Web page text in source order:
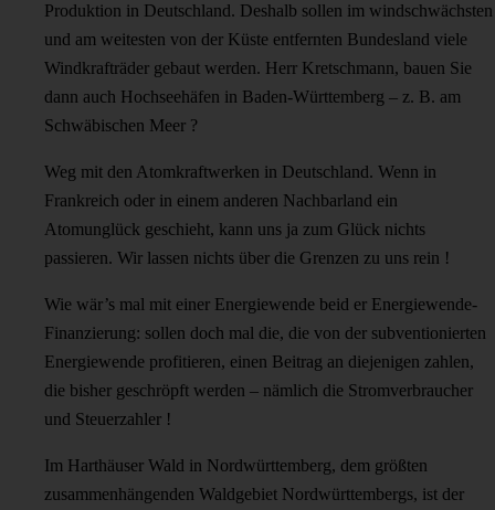
Produktion in Deutschland. Deshalb sollen im windschwächsten
und am weitesten von der Küste entfernten Bundesland viele
Windkrafträder gebaut werden. Herr Kretschmann, bauen Sie
dann auch Hochseehäfen in Baden-Württemberg – z. B. am
Schwäbischen Meer ?
Weg mit den Atomkraftwerken in Deutschland. Wenn in
Frankreich oder in einem anderen Nachbarland ein
Atomunglück geschieht, kann uns ja zum Glück nichts
passieren. Wir lassen nichts über die Grenzen zu uns rein !
Wie wär’s mal mit einer Energiewende beid er Energiewende-
Finanzierung: sollen doch mal die, die von der subventionierten
Energiewende profitieren, einen Beitrag an diejenigen zahlen,
die bisher geschröpft werden – nämlich die Stromverbraucher
und Steuerzahler !
Im Harthäuser Wald in Nordwürttemberg, dem größten
zusammenhängenden Waldgebiet Nordwürttembergs, ist der